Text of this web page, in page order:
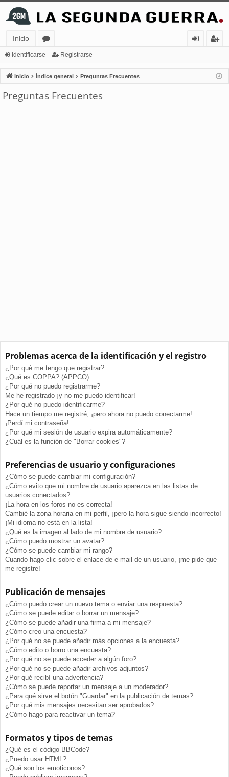
Inicio
or
os
nt
ifi
ist
ra
Identificarse Registrarse
Inicio Índice general Preguntas Frecuentes
Preguntas Frecuentes
Problemas acerca de la identificación y el registro
¿Por qué me tengo que registrar?
¿Qué es COPPA? (APPCO)
¿Por qué no puedo registrarme?
Me he registrado ¡y no me puedo identificar!
¿Por qué no puedo identificarme?
Hace un tiempo me registré, ¡pero ahora no puedo conectarme!
¡Perdí mi contraseña!
¿Por qué mi sesión de usuario expira automáticamente?
¿Cuál es la función de "Borrar cookies"?
Preferencias de usuario y configuraciones
¿Cómo se puede cambiar mi configuración?
¿Cómo evito que mi nombre de usuario aparezca en las listas de
usuarios conectados?
¡La hora en los foros no es correcta!
Cambié la zona horaria en mi perfil, ¡pero la hora sigue siendo incorrecto!
¡Mi idioma no está en la lista!
¿Qué es la imagen al lado de mi nombre de usuario?
¿Cómo puedo mostrar un avatar?
¿Cómo se puede cambiar mi rango?
Cuando hago clic sobre el enlace de e-mail de un usuario, ¡me pide que
me registre!
Publicación de mensajes
¿Cómo puedo crear un nuevo tema o enviar una respuesta?
¿Cómo se puede editar o borrar un mensaje?
¿Cómo se puede añadir una firma a mi mensaje?
¿Cómo creo una encuesta?
¿Por qué no se puede añadir más opciones a la encuesta?
¿Cómo edito o borro una encuesta?
¿Por qué no se puede acceder a algún foro?
¿Por qué no se puede añadir archivos adjuntos?
¿Por qué recibí una advertencia?
¿Cómo se puede reportar un mensaje a un moderador?
¿Para qué sirve el botón "Guardar" en la publicación de temas?
¿Por qué mis mensajes necesitan ser aprobados?
¿Cómo hago para reactivar un tema?
Formatos y tipos de temas
¿Qué es el código BBCode?
¿Puedo usar HTML?
¿Qué son los emoticonos?